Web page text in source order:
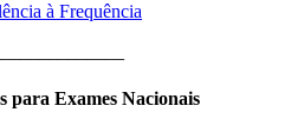
à Frequência
para Exames Nacionais